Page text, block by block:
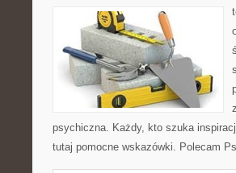
psychiczna. Każdy, kto szuka
tutaj pomocne wskazówki. Polecam